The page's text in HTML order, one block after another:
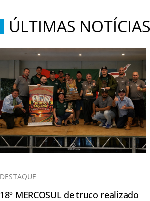
ÚLTIMAS NOTÍCIAS
DESTAQUE
18º MERCOSUL de truco realizado